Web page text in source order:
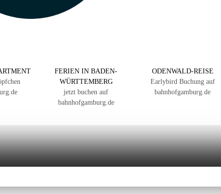
FERIEN IN BADEN-
WÜRTTEMBERG
jetzt buchen auf
bahnhofgamburg.de
ODENWALD-REISE
Earlybird Buchung auf
bahnhofgamburg.de